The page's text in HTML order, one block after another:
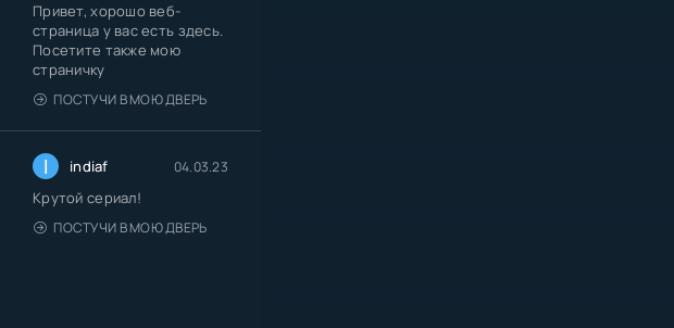
Привет, хорошо веб-
страница у вас есть здесь.
Посетите также мою
страничку
ПОСТУЧИ В МОЮ ДВЕРЬ
I indiaf 04.03.23
Крутой сериал!
ПОСТУЧИ В МОЮ ДВЕРЬ